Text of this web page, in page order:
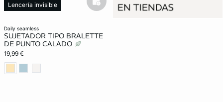
daily seamless
SUJETADOR TIPO BRALETTE
DE PUNTO CALADO
19,99 €
Lencería invisible basketfull